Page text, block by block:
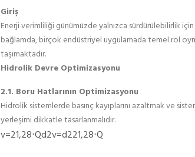
Giriş
Enerji verimliliği günümüzde yalnızca sürdürülebilirlik
bağlamda, birçok endüstriyel uygulamada temel rol
taşımaktadır.
Hidrolik Devre Optimizasyonu
2.1. Boru Hatlarının Optimizasyonu
Hidrolik sistemlerde basınç kayıplarını azaltmak ve
yerleşimi dikkatle tasarlanmalıdır.
v=21,28⋅Qd2v=d221,28⋅Q​